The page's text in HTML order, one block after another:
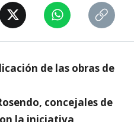
de las obras de
concejales de
la iniciativa